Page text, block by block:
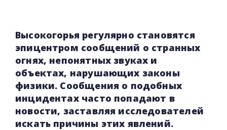
Высокогорья регулярно становятся
эпицентром сообщений о странных
огнях, непонятных звуках и
объектах, нарушающих законы
физики. Сообщения о подобных
инцидентах часто попадают в
новости, заставляя исследователей
искать причины этих явлений.